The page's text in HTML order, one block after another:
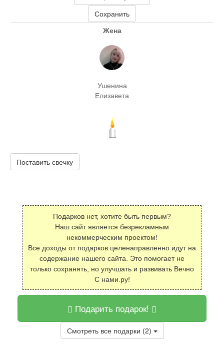
Сохранить
Жена
Ушенина
Елизавета
Поставить свечку
Подарков нет, хотите быть первым?
Наш сайт является безрекламным
некоммерческим проектом!
Все доходы от подарков целенаправленно идут на
содержание нашего сайта. Это помогает не
только сохранять, но улучшать и развивать Вечно
С нами.ру!
Подарить подарок!
Смотреть все подарки (2)